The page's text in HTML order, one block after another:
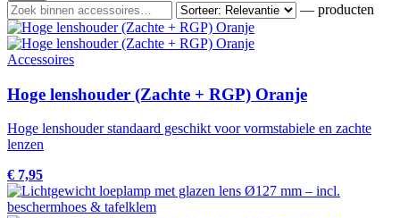
— producten
Accessoires
Hoge lenshouder (Zachte + RGP) Oranje
Hoge lenshouder standaard geschikt voor vormstabiele en zachte
lenzen
€ 7,95